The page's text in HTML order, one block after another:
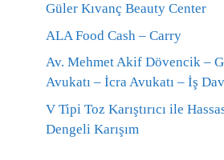
Güler Kıvanç Beauty Center
ALA Food Cash – Carry
Av. Mehmet Akif Dövencik –
Avukatı – İcra Avukatı – İş
V Tipi Toz Karıştırıcı ile
Dengeli Karışım